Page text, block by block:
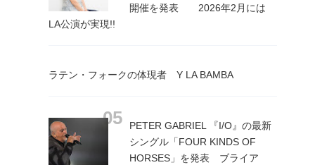
開催を発表 2026年2月には
LA公演が実現!!
ラテン・フォークの体現者 Y LA BAMBA
PETER GABRIEL 『I/O』の最新
シングル「FOUR KINDS OF
HORSES」を発表 ブライア